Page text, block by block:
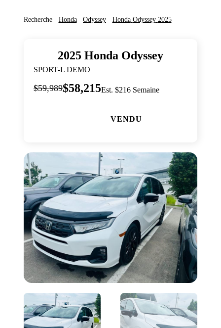
Recherche Honda Odyssey Honda Odyssey 2025
2025 Honda Odyssey
SPORT-L DEMO
$59,989$58,215Est. $216 Semaine
VENDU